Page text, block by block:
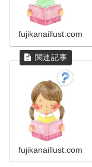
fujikanaillust.com
fujikanaillust.com